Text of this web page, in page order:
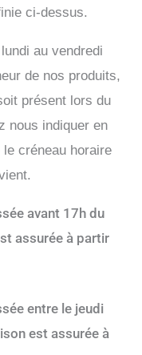
ci-dessus.
au vendredi
de nos produits,
présent lors du
nous indiquer en
créneau horaire
avant 17h du
assurée à partir
entre le jeudi
est assurée à